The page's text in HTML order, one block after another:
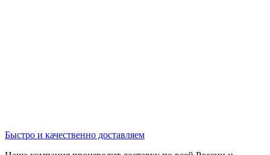
Быстро и качественно доставляем